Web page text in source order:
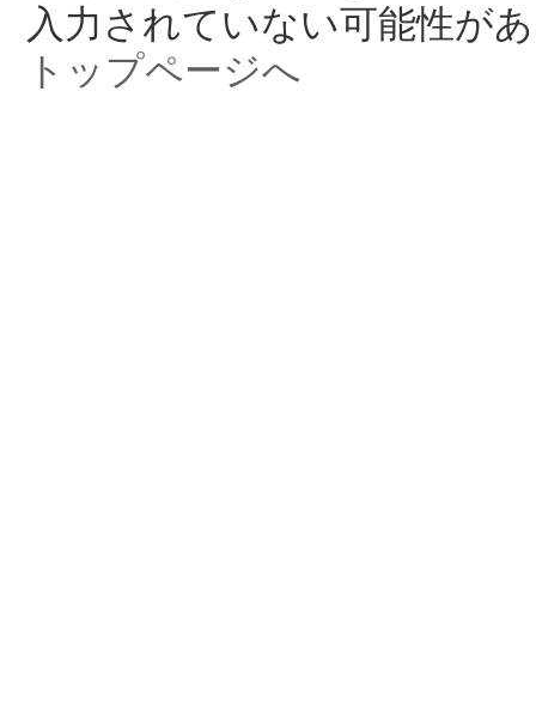
入力されていない可能性が
トップページへ